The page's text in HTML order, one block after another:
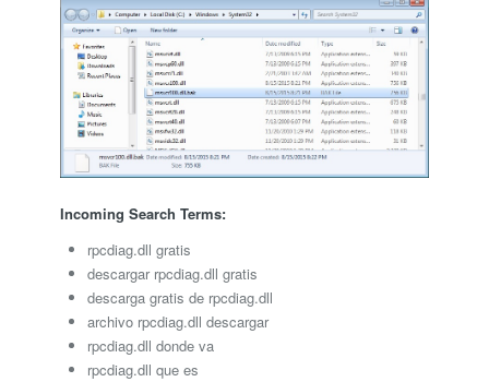
Incoming Search Terms:
rpcdiag.dll gratis
descargar rpcdiag.dll gratis
descarga gratis de rpcdiag.dll
archivo rpcdiag.dll descargar
rpcdiag.dll donde va
rpcdiag.dll que es